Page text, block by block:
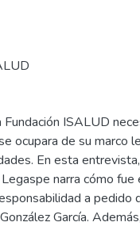
Fundación ISALUD
ocupara de su marco
En esta
Legaspe narra cómo
a pedido
García.